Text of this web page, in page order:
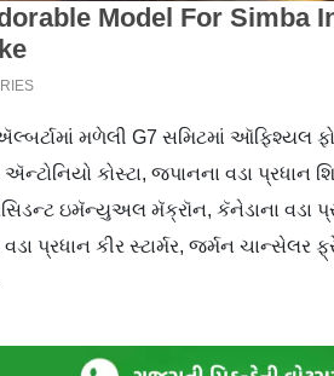
મળેલી G7 સમિટમાં ઑફિશ્યલ
કોસ્ટા, જપાનના વડા પ્રધાન
ઇમૅન્યુઅલ મૅક્રૉન, કૅનેડાના વડા
વડા પ્રધાન કીર સ્ટાર્મર, જર્મન